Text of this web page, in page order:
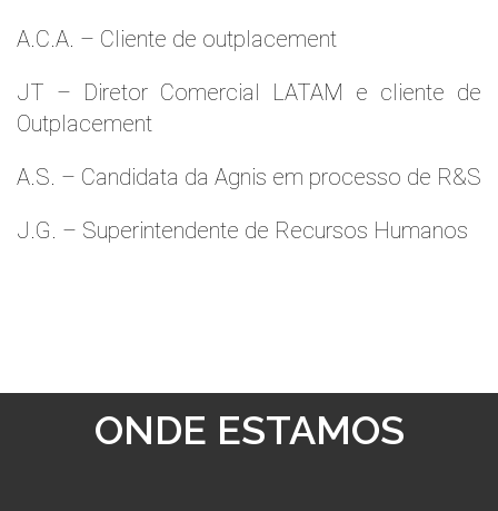
A.C.A. – Cliente de outplacement
JT – Diretor Comercial LATAM e cliente de
Outplacement
A.S. – Candidata da Agnis em processo de R&S
J.G. – Superintendente de Recursos Humanos
ONDE ESTAMOS